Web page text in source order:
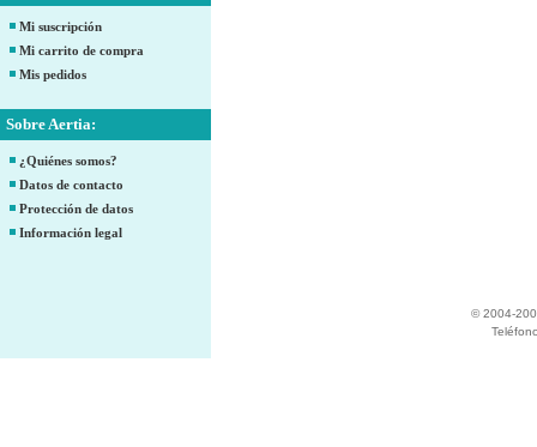
Mi suscripción
Mi carrito de compra
Mis pedidos
Sobre Aertia:
¿Quiénes somos?
Datos de contacto
Protección de datos
Información legal
© 2004-